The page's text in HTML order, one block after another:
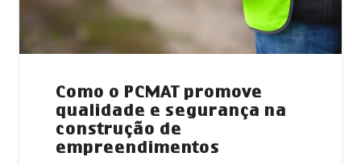
Como o PCMAT promove
qualidade e segurança na
construção de
empreendimentos